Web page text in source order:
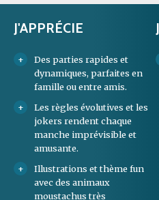
J'APPRÉCIE
Des parties rapides et
dynamiques, parfaites en
famille ou entre amis.
Les règles évolutives et les
jokers rendent chaque
manche imprévisible et
amusante.
Illustrations et thème fun
avec des animaux
moustachus très